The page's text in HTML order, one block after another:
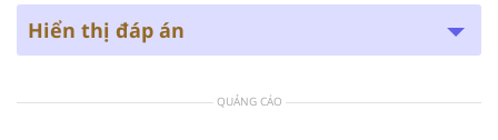
Hiển thị đáp án
QUẢNG CÁO